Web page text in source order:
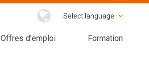
Select language
Offres d'emploi Formation